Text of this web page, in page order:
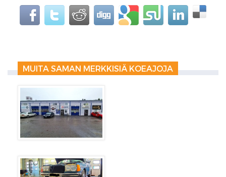
MUITA SAMAN MERKKISIÄ KOEAJOJA